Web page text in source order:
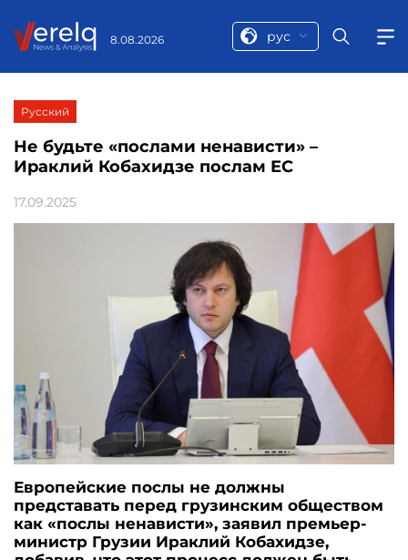
8.08.2026 рус
Русский
Не будьте «послами ненависти» –
Ираклий Кобахидзе послам ЕС
17.09.2025
Европейские послы не должны
представать перед грузинским обществом
как «послы ненависти», заявил премьер-
министр Грузии Ираклий Кобахидзе,